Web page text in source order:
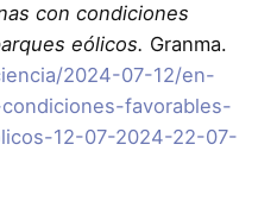
con condiciones
eólicos. Granma.
2024-07-12/en-
favorables-
12-07-2024-22-07-